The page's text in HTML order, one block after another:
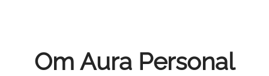
Om Aura Personal